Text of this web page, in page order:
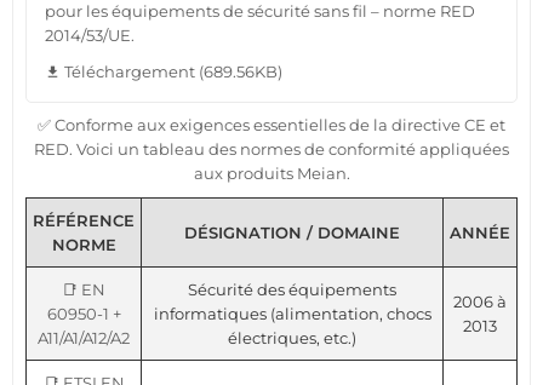
pour les équipements de sécurité sans fil – norme RED
2014/53/UE.
file_download Téléchargement (689.56KB)
✅ Conforme aux exigences essentielles de la directive CE et
RED. Voici un tableau des normes de conformité appliquées
aux produits Meian.
RÉFÉRENCE
NORME
DÉSIGNATION / DOMAINE ANNÉE
📑 EN
60950-1 +
A11/A1/A12/A2
Sécurité des équipements
informatiques (alimentation, chocs
électriques, etc.)
2006 à
2013